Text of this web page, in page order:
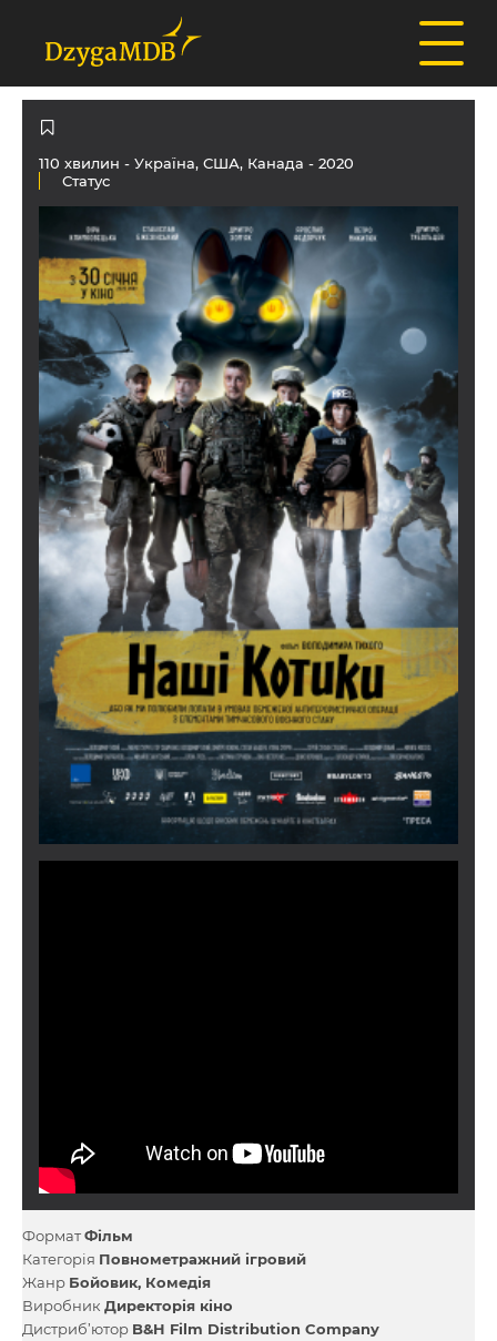
110 хвилин - Україна, США, Канада - 2020
Статус
ФорматФільм
Категорія Повнометражний ігровий
Жанр Бойовик Комедія
Виробник Директорія кіно
Дистриб’ютор B&H Film Distribution Company